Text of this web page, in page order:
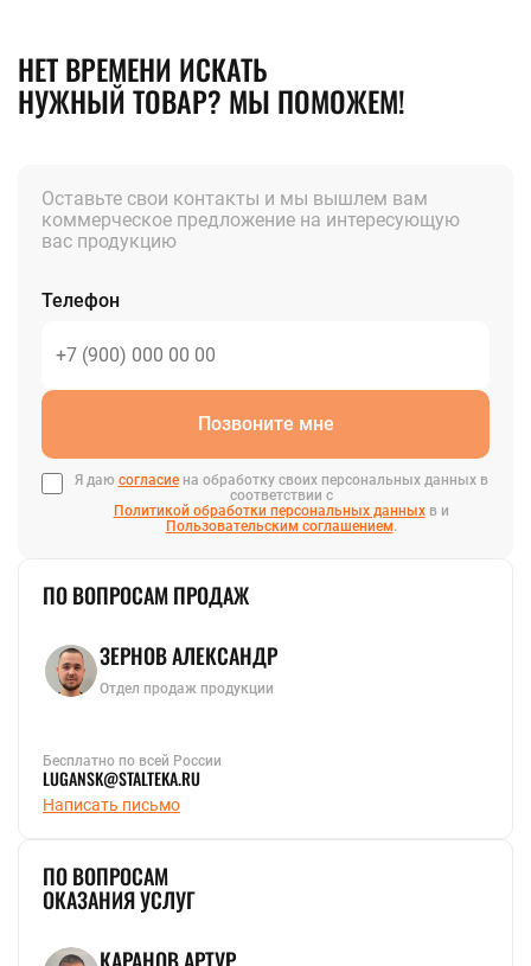
НЕТ ВРЕМЕНИ ИСКАТЬ
НУЖНЫЙ ТОВАР? МЫ ПОМОЖЕМ!
Оставьте свои контакты и мы вышлем вам
коммерческое предложение на интересующую
вас продукцию
Телефон
Позвоните мне
Я даю согласиена обработку своих персональных данных в
соответствии с
Политикой обработки персональных данныхв и
Пользовательским соглашением.
ПО ВОПРОСАМ ПРОДАЖ
ЗЕРНОВ АЛЕКСАНДР
Отдел продаж продукции
Бесплатно по всей России
LUGANSK@STALTEKA.RU
Написать письмо
ПО ВОПРОСАМ
ОКАЗАНИЯ УСЛУГ